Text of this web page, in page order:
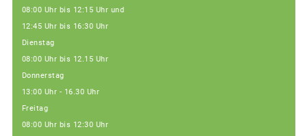
08:00 Uhr bis 12:15 Uhr und
12:45 Uhr bis 16:30 Uhr
Dienstag
08:00 Uhr bis 12.15 Uhr
Donnerstag
13:00 Uhr - 16.30 Uhr
Freitag
08:00 Uhr bis 12:30 Uhr